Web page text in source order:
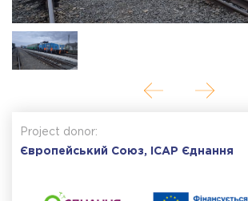
Project donor:
Європейський Союз, ІСАР Єднання